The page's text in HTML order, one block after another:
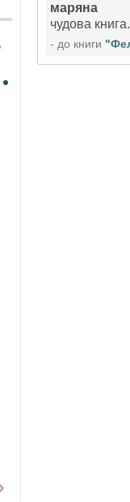
маряна
чудова
- до книги